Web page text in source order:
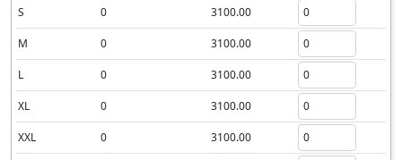
S
0 3100.00
M 0 3100.00
L 0 3100.00
XL 0 3100.00
XXL 0 3100.00